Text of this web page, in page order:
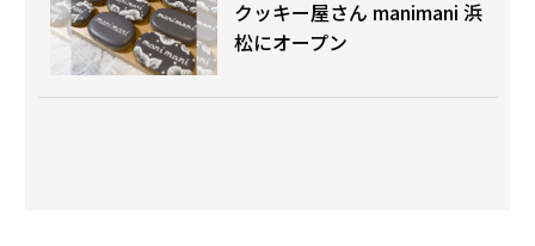
クッキー屋さん manimani 浜
松にオープン